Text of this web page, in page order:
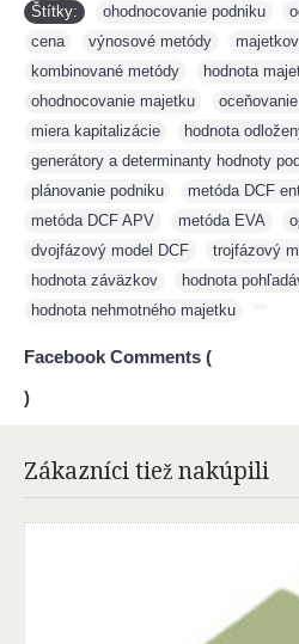
Štítky: ohodnocovanie podniku
cena
výnosové metódy
kombinované metódy
hodnota
ohodnocovanie majetku
miera kapitalizácie
hodnota
generátory a determinanty hodnoty
plánovanie podniku
metóda DCF
metóda DCF APV
metóda EVA
dvojfázový model DCF
trojfázový
hodnota záväzkov
hodnota
hodnota nehmotného majetku
Facebook Comments (
)
Zákazníci tiež nakúpili